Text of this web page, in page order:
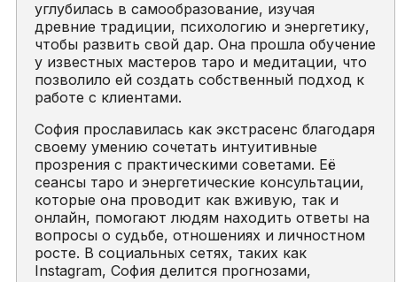
углубилась в самообразование, изучая
древние традиции, психологию и энергетику,
чтобы развить свой дар. Она прошла обучение
у известных мастеров таро и медитации, что
позволило ей создать собственный подход к
работе с клиентами.
София прославилась как экстрасенс благодаря
своему умению сочетать интуитивные
прозрения с практическими советами. Её
сеансы таро и энергетические консультации,
которые она проводит как вживую, так и
онлайн, помогают людям находить ответы на
вопросы о судьбе, отношениях и личностном
росте. В социальных сетях, таких как
Instagram, София делится прогнозами,